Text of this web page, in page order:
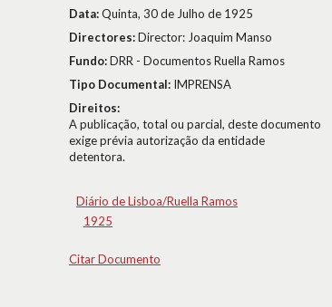
Data:Quinta, 30 de Julho de 1925
Directores:Director: Joaquim Manso
Fundo:DRR - Documentos Ruella Ramos
Tipo Documental: IMPRENSA
Direitos:
A publicação, total ou parcial, deste documento
exige prévia autorização da entidade
detentora.
Diário de Lisboa/Ruella Ramos
1925
Citar Documento